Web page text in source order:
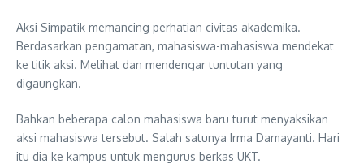
Aksi Simpatik memancing perhatian civitas akademika.
Berdasarkan pengamatan, mahasiswa-mahasiswa mendekat
ke titik aksi. Melihat dan mendengar tuntutan yang
digaungkan.
Bahkan beberapa calon mahasiswa baru turut menyaksikan
aksi mahasiswa tersebut. Salah satunya Irma Damayanti. Hari
itu dia ke kampus untuk mengurus berkas UKT.